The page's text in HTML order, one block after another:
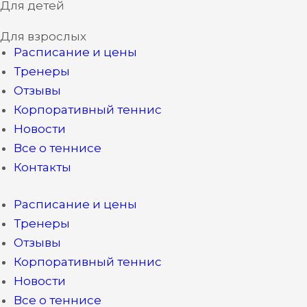
Перейти
содержимому
Для детей
Для взрослых
Расписание и цены
Тренеры
Отзывы
Корпоративный теннис
Новости
Все о теннисе
Контакты
Расписание и цены
Тренеры
Отзывы
Корпоративный теннис
Новости
Все о теннисе